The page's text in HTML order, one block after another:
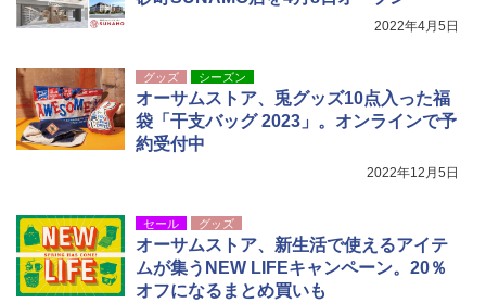
秒）射程5～10m 安全ロック搭載 携帯収納袋
付き ヒグマ・イノシシ対策 自治体・教育機
防災用品 長期保存可能 緊急時用 日本国内発
送
￥3,680
2022年4月5日
グッズ シーズン
オーサムストア、兎グッズ10点入った福
袋「干支バッグ 2023」。オンラインで予
約受付中
2022年12月5日
セール グッズ
オーサムストア、新生活で使えるアイテ
ムが集うNEW LIFEキャンペーン。20％
オフになるまとめ買いも